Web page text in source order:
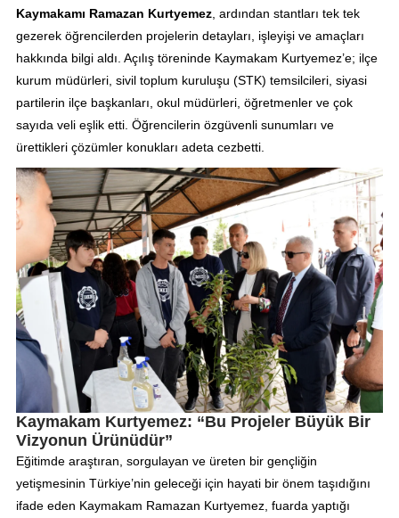
Kaymakamı Ramazan Kurtyemez, ardından stantları tek tek
gezerek öğrencilerden projelerin detayları, işleyişi ve amaçları
hakkında bilgi aldı. Açılış töreninde Kaymakam Kurtyemez’e; ilçe
kurum müdürleri, sivil toplum kuruluşu (STK) temsilcileri, siyasi
partilerin ilçe başkanları, okul müdürleri, öğretmenler ve çok
sayıda veli eşlik etti. Öğrencilerin özgüvenli sunumları ve
ürettikleri çözümler konukları adeta cezbetti.
Kaymakam Kurtyemez: “Bu Projeler Büyük Bir
Vizyonun Ürünüdür”
Eğitimde araştıran, sorgulayan ve üreten bir gençliğin
yetişmesinin Türkiye’nin geleceği için hayati bir önem taşıdığını
ifade eden Kaymakam Ramazan Kurtyemez, fuarda yaptığı